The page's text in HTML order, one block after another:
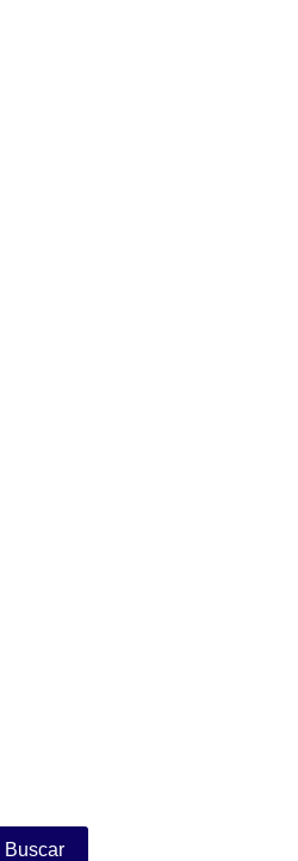
Buscar